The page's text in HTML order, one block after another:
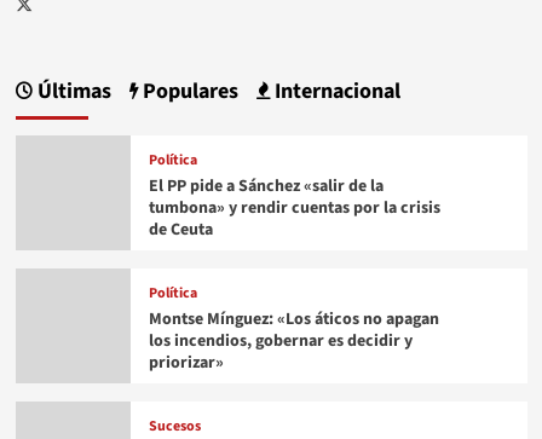
Últimas Populares Internacional
Política
El PP pide a Sánchez «salir de la
tumbona» y rendir cuentas por la crisis
de Ceuta
Política
Montse Mínguez: «Los áticos no apagan
los incendios, gobernar es decidir y
priorizar»
Sucesos